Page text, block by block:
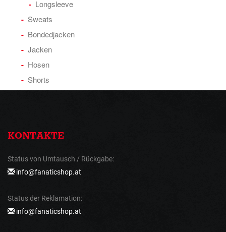
Longsleeve
Sweats
Bondedjacken
Jacken
Hosen
Shorts
KONTAKTE
Status von Umtausch / Rückgabe:
info@fanaticshop.at
Status der Reklamation:
info@fanaticshop.at